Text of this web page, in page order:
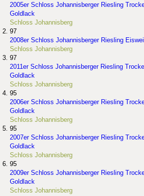
2005er Schloss Johannisberger Riesling
Goldlack
Schloss Johannisberg
97
2008er Schloss Johannisberger Riesling
Schloss Johannisberg
97
2011er Schloss Johannisberger Riesling
Goldlack
Schloss Johannisberg
95
2006er Schloss Johannisberger Riesling
Goldlack
Schloss Johannisberg
95
2007er Schloss Johannisberger Riesling
Goldlack
Schloss Johannisberg
95
2009er Schloss Johannisberger Riesling
Goldlack
Schloss Johannisberg